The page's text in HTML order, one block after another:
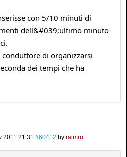
con 5/10 minuti di
dell&#039;ultimo minuto
di organizzarsi
dei tempi che ha
2011 21:31 #60412 by raimro